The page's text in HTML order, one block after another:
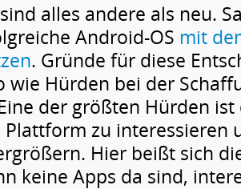
alles andere als neu.
Android-OS mit
. Gründe für diese
wie Hürden bei der
der größten Hürden
zu interessieren
Hier beißt sich
keine Apps da sind,